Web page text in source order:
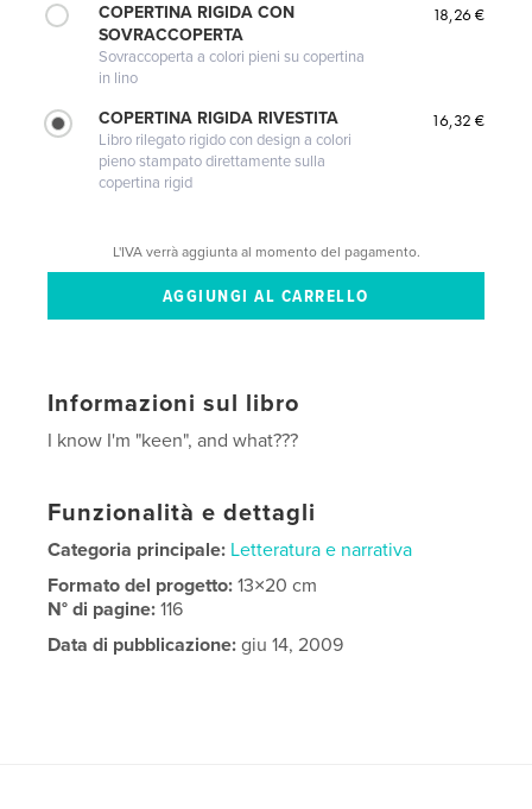
COPERTINA RIGIDA CON
SOVRACCOPERTA
Sovraccoperta a colori pieni su copertina
in lino
18,26 €
COPERTINA RIGIDA RIVESTITA
Libro rilegato rigido con design a colori
pieno stampato direttamente sulla
copertina rigid
16,32 €
L'IVA verrà aggiunta al momento del pagamento.
Informazioni sul libro
I know I'm "keen", and what???
Funzionalità e dettagli
Categoria principale: Letteratura e narrativa
Formato del progetto:13×20 cm
N° di pagine:116
Data di pubblicazione: giu 14, 2009